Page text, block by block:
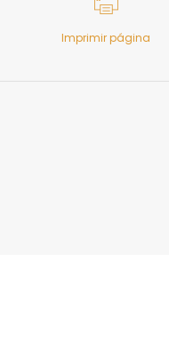
Imprimir página